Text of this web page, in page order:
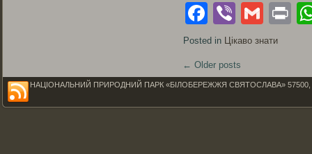
Facebook
Viber
Posted in Цікаво знати
← Older posts
НАЦІОНАЛЬНИЙ ПРИРОДНИЙ ПАРК «БІЛОБЕРЕЖЖЯ СВЯТОСЛАВА» 57500,